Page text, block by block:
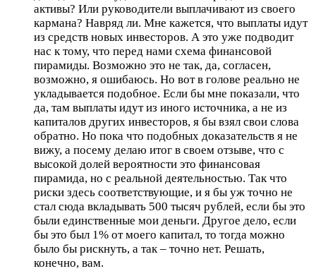
активы? Или руководители выплачивают из своего
кармана? Навряд ли. Мне кажется, что выплаты идут
из средств новых инвесторов. А это уже подводит
нас к тому, что перед нами схема финансовой
пирамиды. Возможно это не так, да, согласен,
возможно, я ошибаюсь. Но вот в голове реально не
укладывается подобное. Если бы мне показали, что
да, там выплаты идут из иного источника, а не из
капиталов других инвесторов, я бы взял свои слова
обратно. Но пока что подобных доказательств я не
вижу, а посему делаю итог в своем отзыве, что с
высокой долей вероятности это финансовая
пирамида, но с реальной деятельностью. Так что
риски здесь соответствующие, и я бы уж точно не
стал сюда вкладывать 500 тысяч рублей, если бы это
были единственные мои деньги. Другое дело, если
бы это был 1% от моего капитал, то тогда можно
было бы рискнуть, а так – точно нет. Решать,
конечно, вам.